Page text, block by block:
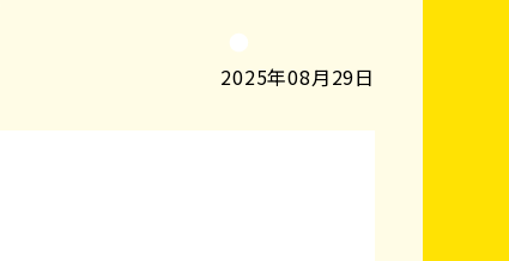
2025年08月29日